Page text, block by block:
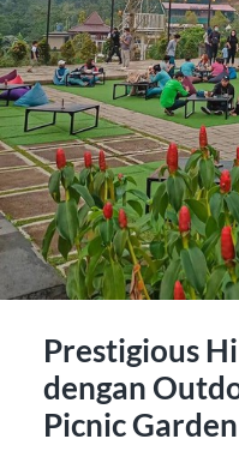
Prestigious
dengan
Picnic Garden